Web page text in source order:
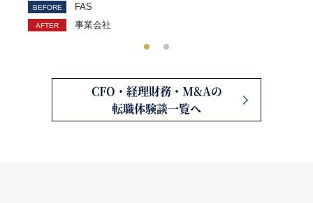
FAS
事業会社
CFO・経理財務・M&Aの
転職体験談一覧へ